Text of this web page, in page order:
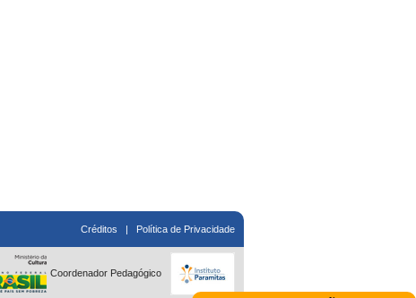
Créditos | Política de Privacidade
Coordenador Pedagógico